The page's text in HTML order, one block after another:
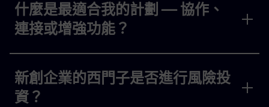
什麼是最適合我的計劃 — 協作、
連接或增強功能？
新創企業的西門子是否進行風險投
資？